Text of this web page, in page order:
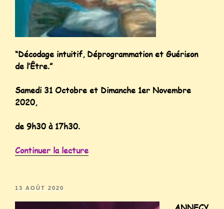
“Décodage intuitif, Déprogrammation et Guérison
de l’Être.”
Samedi 31 Octobre et Dimanche 1er Novembre
2020,
de 9h30 à 17h30.
Continuer la lecture
13 AOÛT 2020